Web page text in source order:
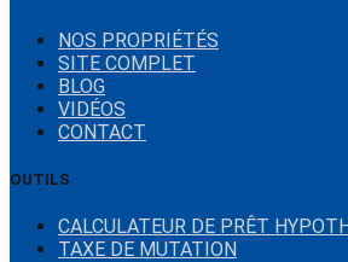
NOS PROPRIÉTÉS
SITE COMPLET
BLOG
VIDÉOS
CONTACT
OUTILS
CALCULATEUR DE PRÊT
TAXE DE MUTATION